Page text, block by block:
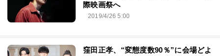
際映画祭へ
2019/4/26 5:00
窪田正孝、“変態度数90％”に会場どよ